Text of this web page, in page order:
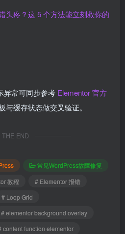
头疼？这 5 个方法能立刻救你的
异常可同步参考 Elementor 官方
与缓存状态做交叉验证。
THE END
常见WordPress故障修复
教程
# Elementor 报错
# Loop Grid
# elementor background overlay
content function elementor